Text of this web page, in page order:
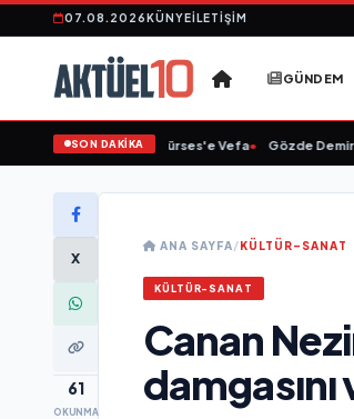
07.08.2026KÜNYEİLETIŞIM
GÜNDEM
SON DAKİKA
Linet'ten Müslüm Gürses'e Vefa• Gözde
X
61
OKUNMA
ANA SAYFA/KÜLTÜR-SANAT
KÜLTÜR-SANAT
Canan